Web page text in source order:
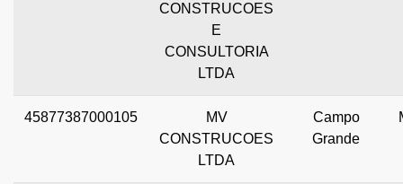
CONSTRUCOES
E
CONSULTORIA
LTDA
45877387000105
MV
CONSTRUCOES
LTDA
Campo
Grande